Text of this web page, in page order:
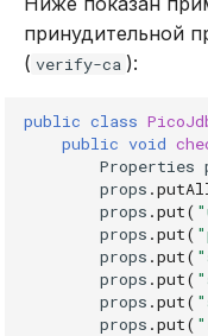
принудительной
( verify-ca ):
public class
public void
Properties
props .
props .put(
props .put(
props .put(
props .put(
props .put(
props .put(